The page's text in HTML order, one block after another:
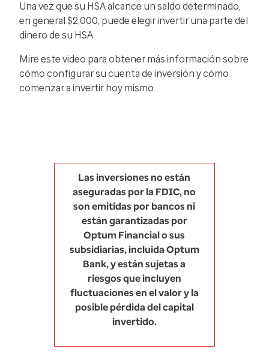
Una vez que su HSA alcance un saldo determinado,
en general $2,000, puede elegir invertir una parte del
dinero de su HSA.
Mire este video para obtener más información sobre
cómo configurar su cuenta de inversión y cómo
comenzar a invertir hoy mismo.
Las inversiones no están
aseguradas por la FDIC, no
son emitidas por bancos ni
están garantizadas por
Optum Financial o sus
subsidiarias, incluida Optum
Bank, y están sujetas a
riesgos que incluyen
fluctuaciones en el valor y la
posible pérdida del capital
invertido.